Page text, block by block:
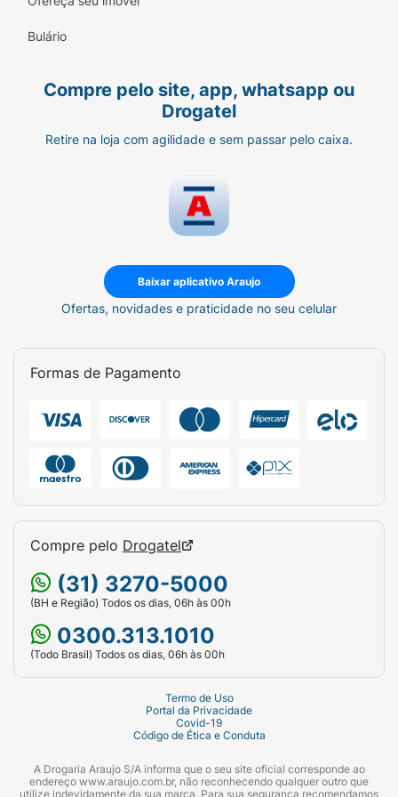
molhadas. Deixe agir por 3 minutos. Enxágue
bem. Evitar contato com os olhos. Em caso
crianças. Manter fora do alcance das
Dercos de 3 passos: Passo 1: Collagen Repair
17 Tratamento Potencializador Ultra
Reparação
Passo 3: Collagen Repair 17 Condicionador
Bulário
Compre pelo site, app, whatsapp ou
Drogatel
Retire na loja com agilidade e sem passar pelo caixa.
Baixar aplicativo Araujo
Ofertas, novidades e praticidade no seu celular
Formas de Pagamento
Compre pelo Drogatel
(31) 3270-5000
(BH e Região) Todos os dias, 06h às 00h
0300.313.1010
(Todo Brasil) Todos os dias, 06h às 00h
Termo de Uso
Portal da Privacidade
Covid-19
Código de Ética e Conduta
A Drogaria Araujo S/A informa que o seu site oficial corresponde ao
endereço www.araujo.com.br, não reconhecendo qualquer outro que
utilize indevidamente da sua marca. Para sua segurança recomendamos